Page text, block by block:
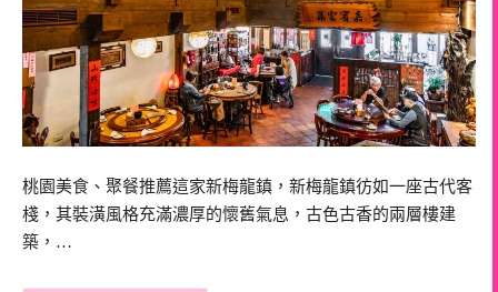
桃園美食、聚餐推薦這家新梅龍鎮，新梅龍鎮彷如一座古代客
棧，其裝潢風格充滿濃厚的懷舊氣息，古色古香的兩層樓建
築，…